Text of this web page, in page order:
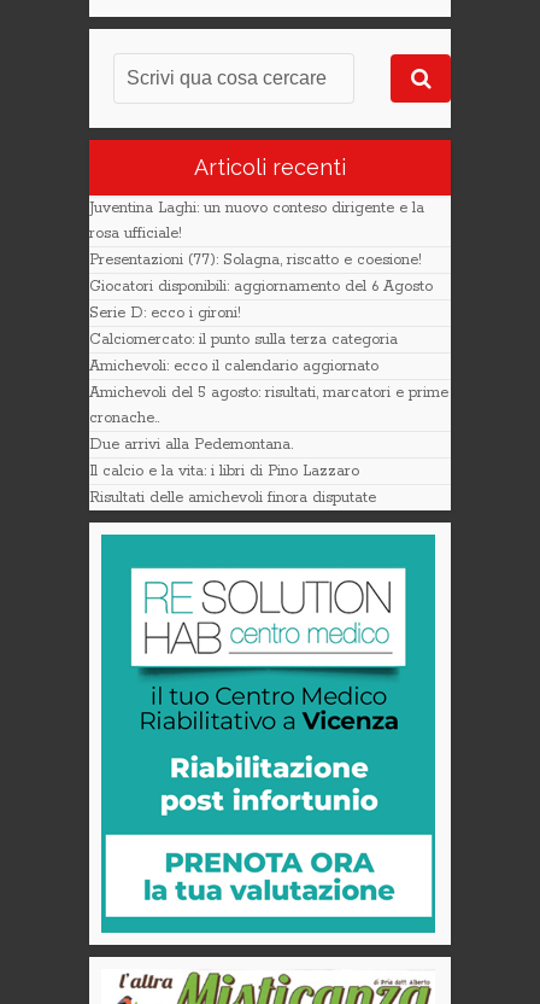
Articoli recenti
Juventina Laghi: un nuovo conteso dirigente e la
rosa ufficiale!
Presentazioni (77): Solagna, riscatto e coesione!
Giocatori disponibili: aggiornamento del 6 Agosto
Serie D: ecco i gironi!
Calciomercato: il punto sulla terza categoria
Amichevoli: ecco il calendario aggiornato
Amichevoli del 5 agosto: risultati, marcatori e prime
cronache..
Due arrivi alla Pedemontana.
Il calcio e la vita: i libri di Pino Lazzaro
Risultati delle amichevoli finora disputate